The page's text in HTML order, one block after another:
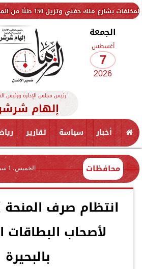
150 طنًا من المخلفات
الجمعة
أغسطس
7
2026
رئيس مجلس الإدارة ورئيس
إلهام
أخبار سياسة تقارير
محافظات الخميس، 1 سبتمبر 2022
انتظام صرف المنحة
لأصحاب البطاقات
بالبحيرة